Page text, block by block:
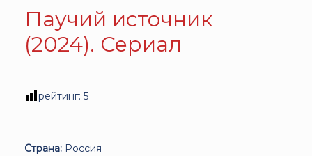
Паучий источник
(2024). Сериал
рейтинг: 5
Страна: Россия